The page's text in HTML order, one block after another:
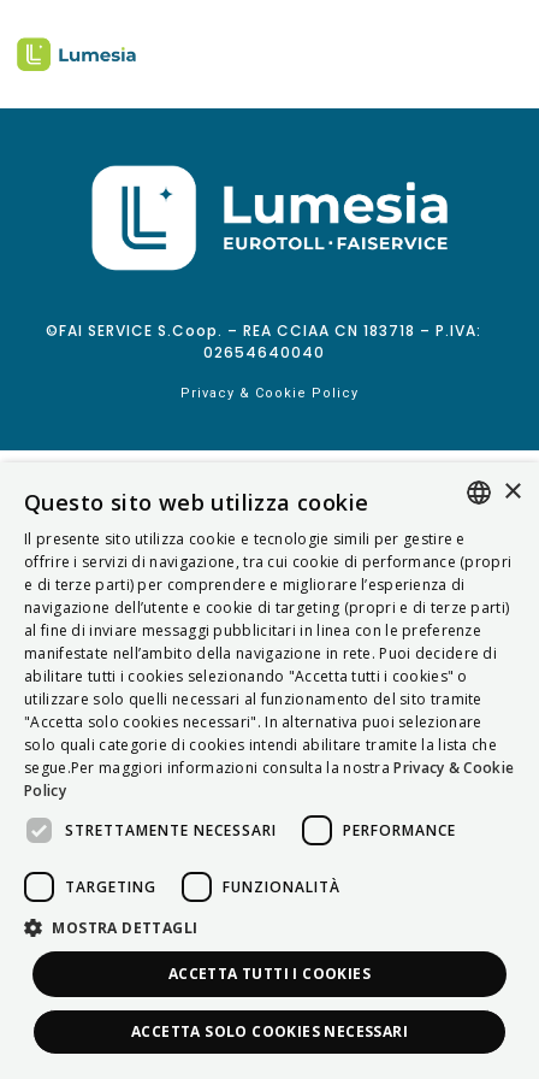
©FAI SERVICE S.Coop. – REA CCIAA CN 183718 – P.IVA:
02654640040
Privacy & Cookie Policy
ITALIAN
ENGLISH
FRENCH
HUNGARIAN
DEUTSCH
POLSKI
PORTUGUÊS
×
Questo sito web utilizza cookie
Il presente sito utilizza cookie e tecnologie simili per gestire e
offrire i servizi di navigazione, tra cui cookie di performance (propri
e di terze parti) per comprendere e migliorare l’esperienza di
navigazione dell’utente e cookie di targeting (propri e di terze parti)
al fine di inviare messaggi pubblicitari in linea con le preferenze
manifestate nell’ambito della navigazione in rete. Puoi decidere di
abilitare tutti i cookies selezionando "Accetta tutti i cookies" o
utilizzare solo quelli necessari al funzionamento del sito tramite
"Accetta solo cookies necessari". In alternativa puoi selezionare
solo quali categorie di cookies intendi abilitare tramite la lista che
segue.Per maggiori informazioni consulta la nostra Privacy & Cookie
Policy
STRETTAMENTE NECESSARI
PERFORMANCE
TARGETING FUNZIONALITÀ
MOSTRA DETTAGLI
ACCETTA TUTTI I COOKIES
ACCETTA SOLO COOKIES NECESSARI